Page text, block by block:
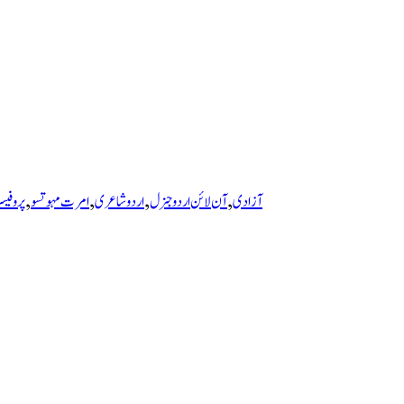
آزادی,آن لائن اردو جنرل,اردو شاعری,امرت مہوتسو,